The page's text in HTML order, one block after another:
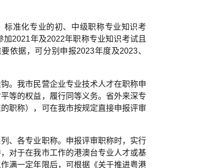
标准化专业的初、中级职称专业知识考
2021年及2022年职称专业知识考试且
依据，可分别申报2023年度及2023、
。我市民营企业专业技术人才在职称申
等的权益，履行同等义务。省外来深专
职称），可在我市按规定直接申报评审
、各专业职称。申报评审职称时，实行
对于在我市工作的港澳台专业人才或基
满一定年限后，可根据《关于推进粤港